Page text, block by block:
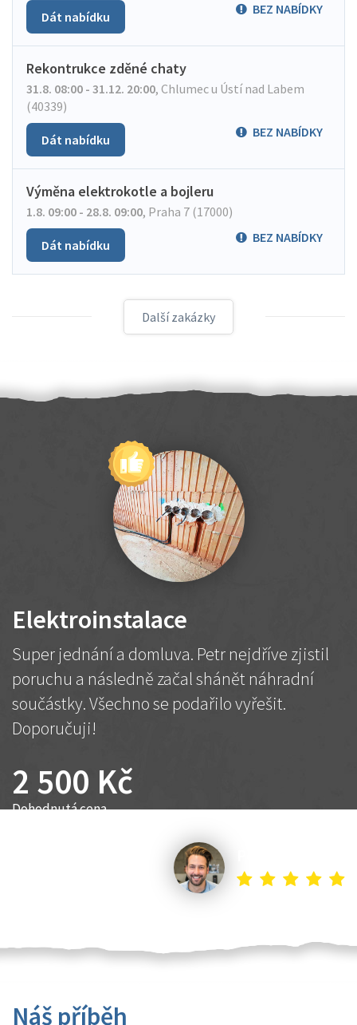
BEZ NABÍDKY
Dát nabídku
Rekontrukce zděné chaty
31.8. 08:00 - 31.12. 20:00, Chlumec u Ústí nad Labem
(40339)
BEZ NABÍDKY
Dát nabídku
Výměna elektrokotle a bojleru
1.8. 09:00 - 28.8. 09:00, Praha 7 (17000)
BEZ NABÍDKY
Dát nabídku
Další zakázky
Elektroinstalace
Super jednání a domluva. Petr nejdříve zjistil
poruchu a následně začal shánět náhradní
součástky. Všechno se podařilo vyřešit.
Doporučuji!
2 500 Kč
Dohodnutá cena
Náš příběh